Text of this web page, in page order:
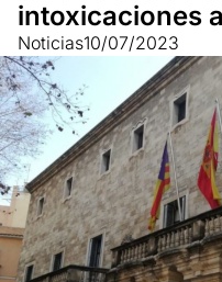
intoxicaciones
Noticias10/07/2023